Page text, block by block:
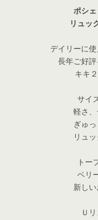
ポシ
リュッ
デイリーに
長年ご好
キキ
サイ
軽さ
ぎゅ
リュ
トー
ベリ
新し
Ｕ